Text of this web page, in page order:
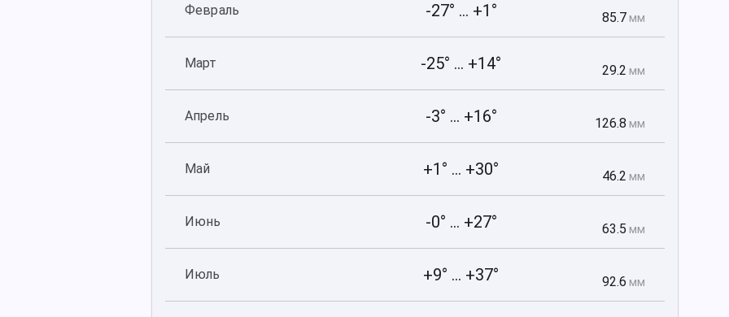
Февраль -27° ... +1° 85.7 мм
Март -25° ... +14° 29.2 мм
Апрель -3° ... +16° 126.8 мм
Май +1° ... +30° 46.2 мм
Июнь -0° ... +27° 63.5 мм
Июль +9° ... +37° 92.6 мм